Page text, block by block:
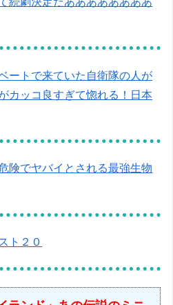
ートで来ていた自衛隊の人が
カッコ良すぎて惚れる！日本
険でヤバイとされる最強生物
ト２０